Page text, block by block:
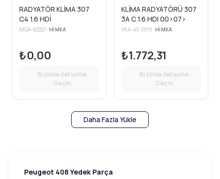
RADYATÖR KLİMA 307
C4 1.6 HDİ
MGA-82227• HIMKA
₺0,00
Bizimle İletişime
Geçin
KLİMA RADYATÖRÜ 307
3A C 1.6 HDI 00>07>
VKA-43-3310 • HIMKA
₺1.772,31
Bizimle İletişime
Geçin
Daha Fazla Yükle
Peugeot 408 Yedek Parça